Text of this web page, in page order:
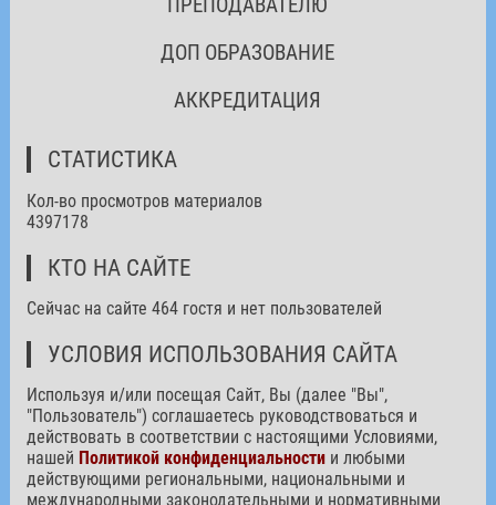
ДОП ОБРАЗОВАНИЕ
АККРЕДИТАЦИЯ
СТАТИСТИКА
Кол-во просмотров материалов
4397178
КТО НА САЙТЕ
Сейчас на сайте 464 гостя и нет пользователей
УСЛОВИЯ ИСПОЛЬЗОВАНИЯ САЙТА
Используя и/или посещая Сайт, Вы (далее "Вы",
"Пользователь") соглашаетесь руководствоваться и
действовать в соответствии с настоящими Условиями,
нашей Политикой конфиденциальностии любыми
действующими региональными, национальными и
международными законодательными и нормативными